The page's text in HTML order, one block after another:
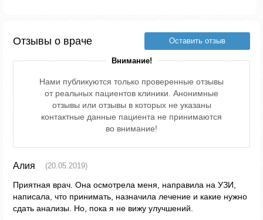
Отзывы о враче Оставить отзыв
Внимание!
Нами публикуются только проверенные отзывы
от реальных пациентов клиники. Анонимные
отзывы или отзывы в которых не указаны
контактные данные пациента не принимаются
во внимание!
Алия (20.05.2019)
Приятная врач. Она осмотрела меня, направила на УЗИ,
написала, что принимать, назначила лечение и какие нужно
сдать анализы. Но, пока я не вижу улучшений.